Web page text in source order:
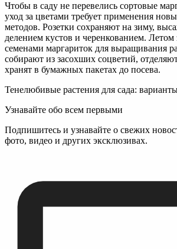
Чтобы в саду не перевелись сортовые
уход за цветами требует применения
методов. Розетки сохраняют на зиму,
делением кустов и черенкованием. Летом
семенами маргариток для выращивания
собирают из засохших соцветий,
хранят в бумажных пакетах до посева.
Тенелюбивые растения для сада:
Узнавайте обо всем первыми
Подпишитесь и узнавайте о свежих
фото, видео и других эксклюзивах.